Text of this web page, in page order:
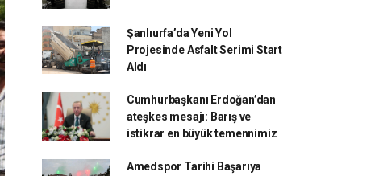
Şanlıurfa’da Yeni Yol
Projesinde Asfalt Serimi Start
Aldı
Cumhurbaşkanı Erdoğan’dan
ateşkes mesajı: Barış ve
istikrar en büyük temennimiz
Amedspor Tarihi Başarıya